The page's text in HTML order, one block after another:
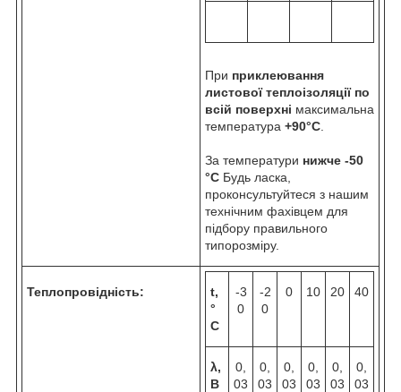
При приклеювання
листової теплоізоляції по
всій поверхні максимальна
температура +90°C
За температури нижче -50
°C Будь ласка,
проконсультуйтеся з нашим
технічним фахівцем для
підбору правильного
типорозміру.
Теплопровідність:
t,
°
C
-3
0
-2
0
0 10 20 40
λ,
В
0,
03
0,
03
0,
03
0,
03
0,
03
0,
03